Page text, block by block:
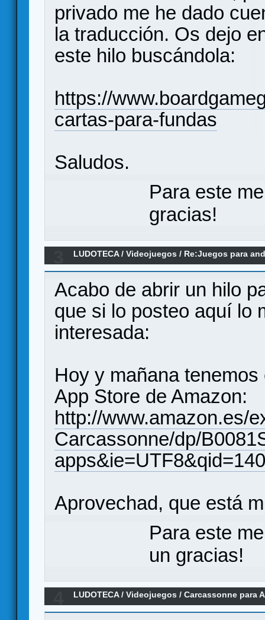
privado me he dado
la traducción. Os dejo
este hilo buscándola:
https://
cartas-para-fundas
Saludos.
Para este
gracias!
LUDOTECA/Videojuegos / Re:Juegos para
Acabo de abrir un hilo
que si lo posteo aquí lo
interesada:
Hoy y mañana
App Store de Amazon:
http://www.amazon.es/
Carcassonne/dp/
Aprovechad, que está
Para este
un gracias!
LUDOTECA/Videojuegos /Carcassonne para